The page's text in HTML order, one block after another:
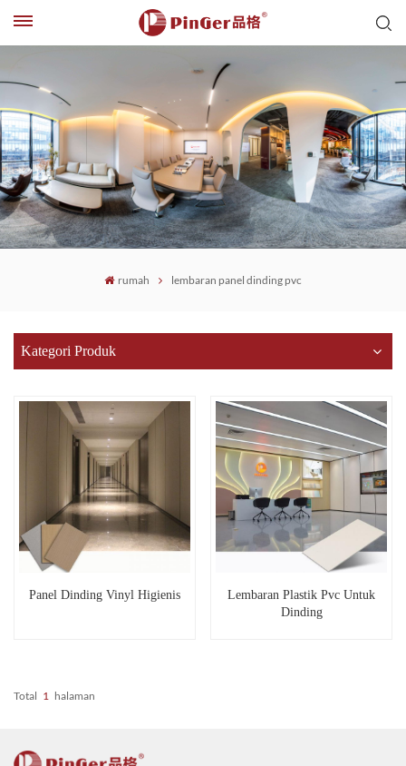
rumah lembaran panel dinding pvc
Kategori Produk
Panel Dinding Vinyl Higienis
Lembaran Plastik Pvc Untuk
Dinding
Total 1 Halaman